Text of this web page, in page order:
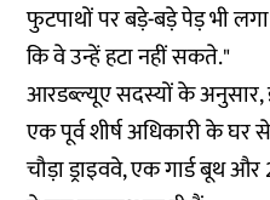
फुटपाथों पर बड़े-बड़े पेड़ भी
कि वे उन्हें हटा नहीं सकते."
आरडब्ल्यूए सदस्यों के
एक पूर्व शीर्ष अधिकारी के घर
चौड़ा ड्राइववे, एक गार्ड बूथ